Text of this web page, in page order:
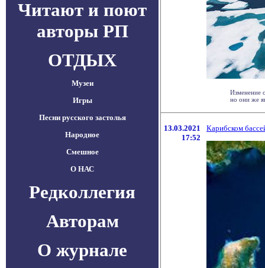
Читают и поют
авторы РП
ОТДЫХ
Музеи
Игры
Песни русского застолья
Народное
Смешное
О НАС
Редколлегия
Авторам
О журнале
Изменение
но они же
13.03.2021
17:52
Карибском